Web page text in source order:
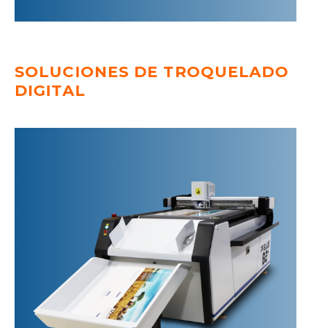
SOLUCIONES DE TROQUELADO
DIGITAL